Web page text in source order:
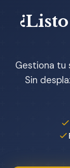
Gestiona tu
Sin